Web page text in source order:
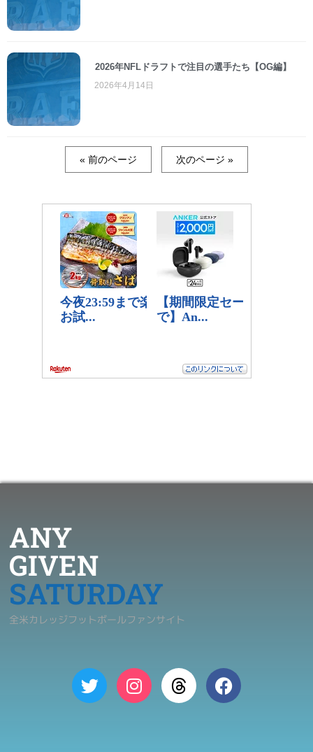
2026年NFLドラフトで注目の選手たち【OG編】
2026年4月14日
« 前のページ 次のページ »
ANY
GIVEN
SATURDAY
全米カレッジフットボールファンサイト